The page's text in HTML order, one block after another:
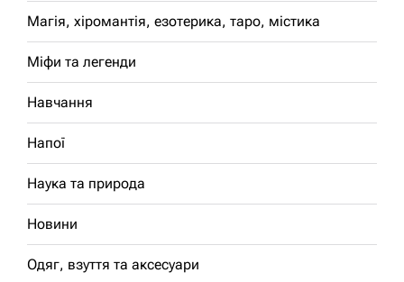
Магія, хіромантія, езотерика, таро, містика
Міфи та легенди
Навчання
Напої
Наука та природа
Новини
Одяг, взуття та аксесуари